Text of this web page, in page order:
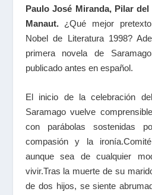
Paulo José Miranda, Pilar
Manaut.¿Qué mejor
Nobel de Literatura 1998?
primera novela de
publicado antes en español.
El inicio de la celebración
Saramago vuelve
con parábolas sostenidas
compasión y la
aunque sea de cualquier
vivir.Tras la muerte de su
de dos hijos, se siente